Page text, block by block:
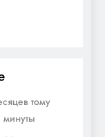
тому
минуты